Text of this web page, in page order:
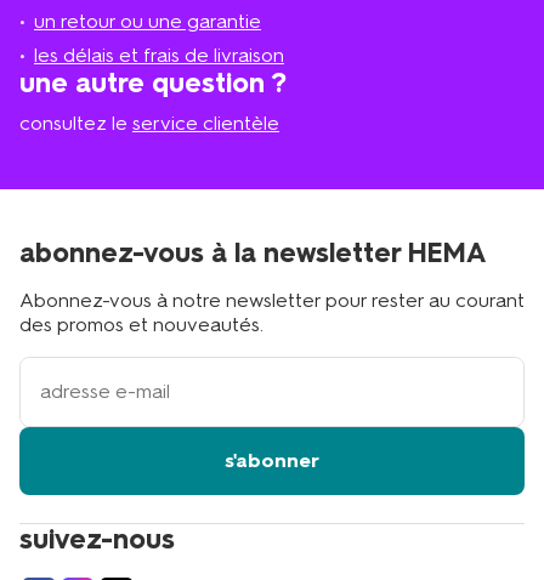
un retour ou une garantie
les délais et frais de livraison
une autre question ?
consultez le service clientèle
plus
proche
suivez-nous
abonnez-vous à la newsletter HEMA
Abonnez-vous à notre newsletter pour rester au courant
des promos et nouveautés.
votre
adresse
s'abonner